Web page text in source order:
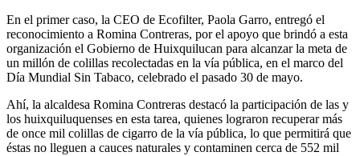
En el primer caso, la CEO de Ecofilter, Paola Garro, entregó el
reconocimiento a Romina Contreras, por el apoyo que brindó a esta
organización el Gobierno de Huixquilucan para alcanzar la meta de
un millón de colillas recolectadas en la vía pública, en el marco del
Día Mundial Sin Tabaco, celebrado el pasado 30 de mayo.
Ahí, la alcaldesa Romina Contreras destacó la participación de las y
los huixquiluquenses en esta tarea, quienes lograron recuperar más
de once mil colillas de cigarro de la vía pública, lo que permitirá que
éstas no lleguen a cauces naturales y contaminen cerca de 552 mil